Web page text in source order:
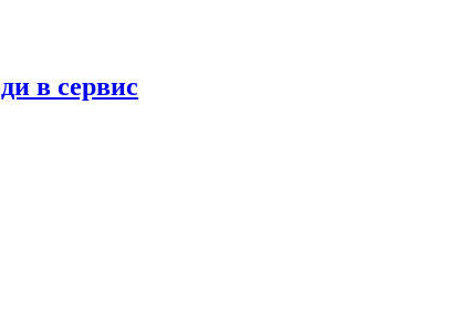
в сервис